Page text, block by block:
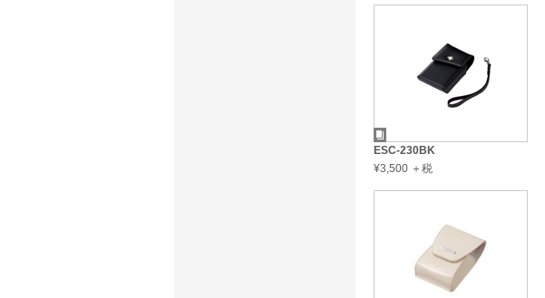
ESC-230BK
¥3,500 ＋税